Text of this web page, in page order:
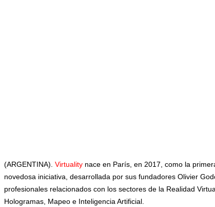
(ARGENTINA). Virtuality nace en París, en 2017, como la
novedosa iniciativa, desarrollada por sus fundadores Olivier
profesionales relacionados con los sectores de la Realidad
Hologramas, Mapeo e Inteligencia Artificial.